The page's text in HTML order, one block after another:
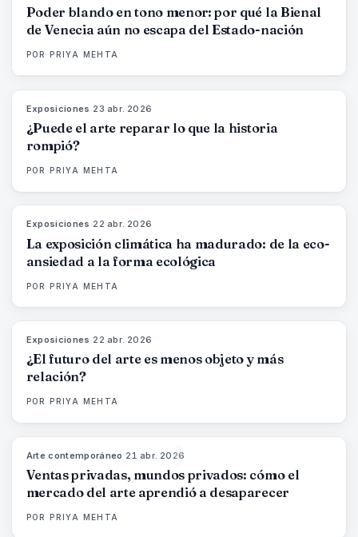
Poder blando en tono menor: por qué la Bienal
de Venecia aún no escapa del Estado-nación
POR PRIYA MEHTA
Exposiciones 23 abr. 2026
¿Puede el arte reparar lo que la historia
rompió?
POR PRIYA MEHTA
Exposiciones 22 abr. 2026
La exposición climática ha madurado: de la eco-
ansiedad a la forma ecológica
POR PRIYA MEHTA
Exposiciones 22 abr. 2026
¿El futuro del arte es menos objeto y más
relación?
POR PRIYA MEHTA
Arte contemporáneo 21 abr. 2026
Ventas privadas, mundos privados: cómo el
mercado del arte aprendió a desaparecer
POR PRIYA MEHTA